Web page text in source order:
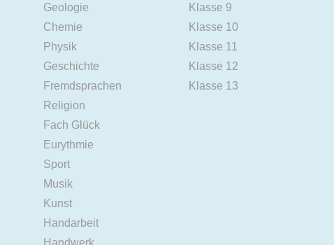
Geologie
Chemie
Physik
Geschichte
Fremdsprachen
Religion
Fach Glück
Eurythmie
Sport
Musik
Kunst
Handarbeit
Handwerk
Klasse 9
Klasse 10
Klasse 11
Klasse 12
Klasse 13